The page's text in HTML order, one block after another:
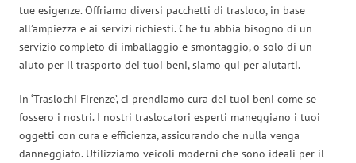
tue esigenze. Offriamo diversi pacchetti di trasloco, in base
all’ampiezza e ai servizi richiesti. Che tu abbia bisogno di un
servizio completo di imballaggio e smontaggio, o solo di un
aiuto per il trasporto dei tuoi beni, siamo qui per aiutarti.
In ‘Traslochi Firenze’, ci prendiamo cura dei tuoi beni come se
fossero i nostri. I nostri traslocatori esperti maneggiano i tuoi
oggetti con cura e efficienza, assicurando che nulla venga
danneggiato. Utilizziamo veicoli moderni che sono ideali per il